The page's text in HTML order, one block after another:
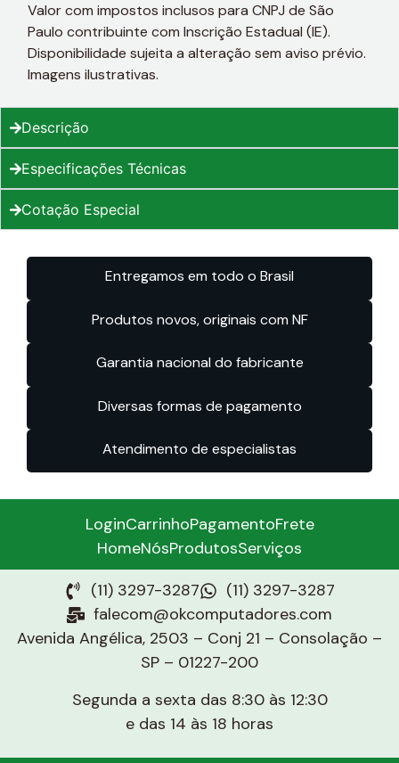
Valor com impostos inclusos para CNPJ de São
Paulo contribuinte com Inscrição Estadual (IE).
Disponibilidade sujeita a alteração sem aviso prévio.
Imagens ilustrativas.
Descrição
Especificações Técnicas
Cotação Especial
Entregamos em todo o Brasil
Produtos novos, originais com NF
Garantia nacional do fabricante
Diversas formas de pagamento
Atendimento de especialistas
LoginCarrinhoPagamentoFrete
HomeNósProdutosServiços
(11) 3297-3287
(11) 3297-3287
falecom@okcomputadores.com
Avenida Angélica, 2503 – Conj 21 – Consolação –
SP – 01227-200
Segunda a sexta das 8:30 às 12:30
e das 14 às 18 horas